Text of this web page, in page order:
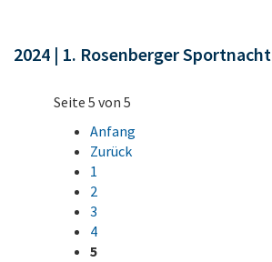
2024 | 1. Rosenberger Sportnacht
Seite 5 von 5
Anfang
Zurück
1
2
3
4
5